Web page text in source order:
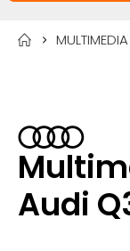
Audi